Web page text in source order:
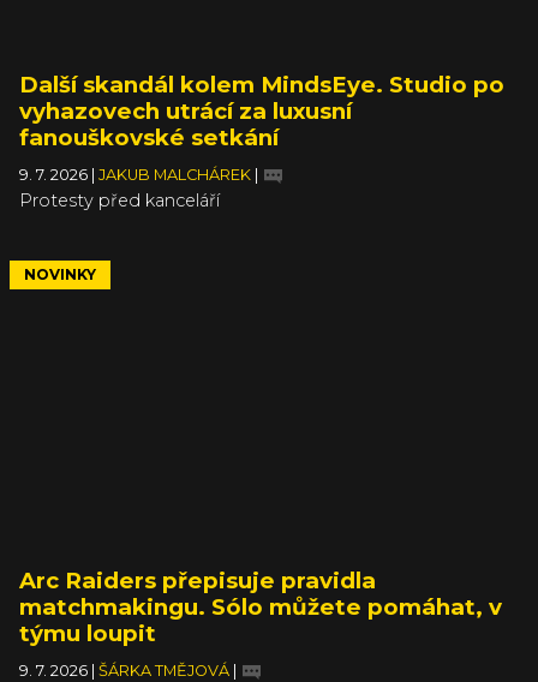
Další skandál kolem MindsEye. Studio po
vyhazovech utrácí za luxusní
fanouškovské setkání
9. 7. 2026 JAKUB MALCHÁREK
Protesty před kanceláří
NOVINKY
Arc Raiders přepisuje pravidla
matchmakingu. Sólo můžete pomáhat, v
týmu loupit
9. 7. 2026 ŠÁRKA TMĚJOVÁ